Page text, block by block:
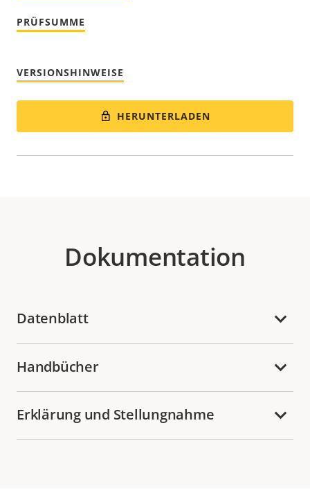
PRÜFSUMME
VERSIONSHINWEISE
HERUNTERLADEN
Dokumentation
Datenblatt
Handbücher
Erklärung und Stellungnahme